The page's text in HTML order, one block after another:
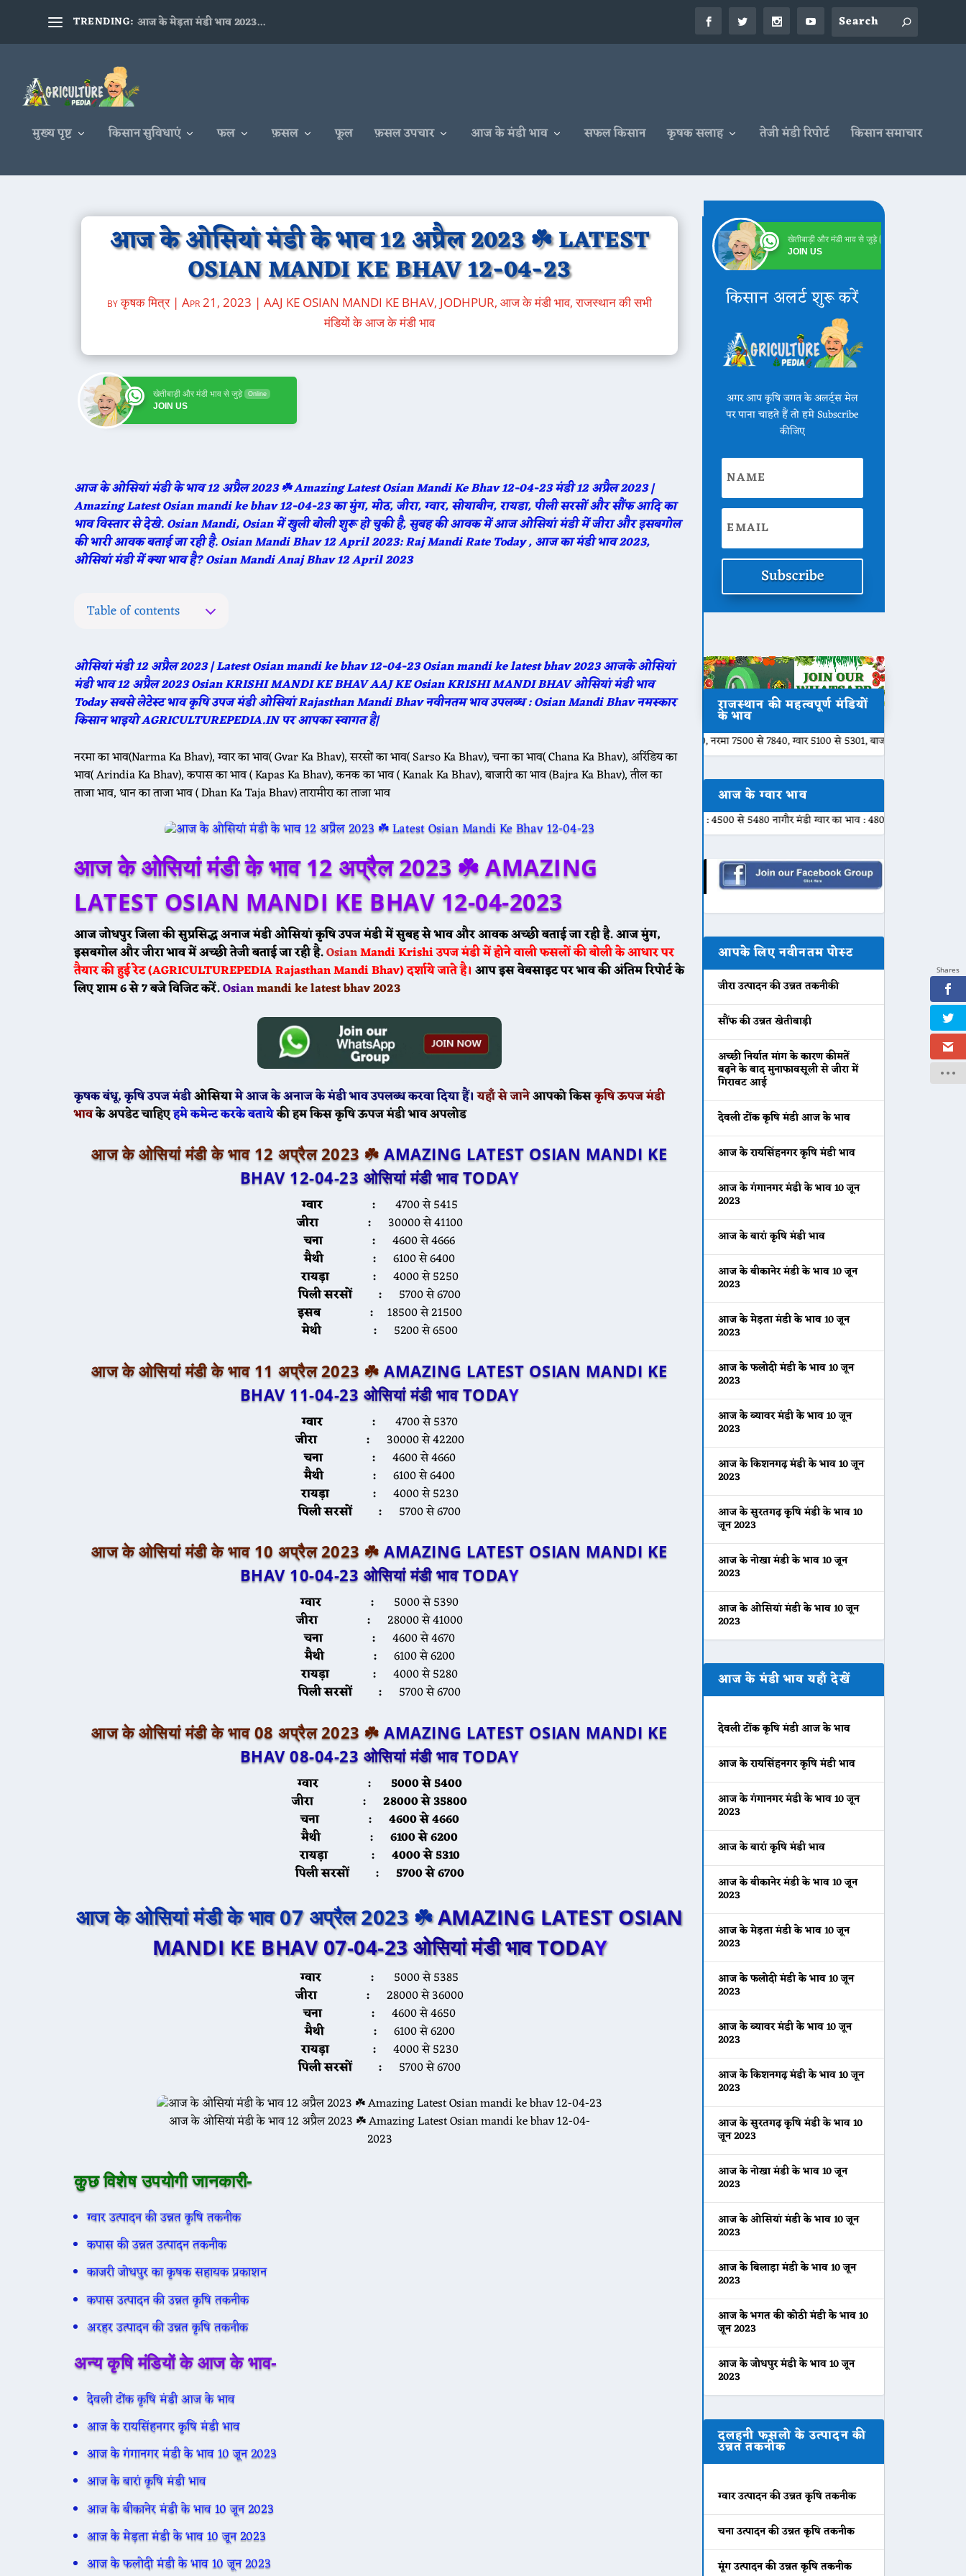
TRENDING: आज के मेड़ता मंडी भाव 2023...
मुख्य पृष्ट किसान सुविधाएं फल फ़सल फूल फ़सल उपचार आज के मंडी भाव सफल किसान कृषक सलाह तेजी मंडी रिपोर्ट किसान समाचार
आज के ओसियां मंडी के भाव 12 अप्रैल 2023 ☘️ LATEST
OSIAN MANDI KE BHAV 12-04-23
byकृषक मित्र|Apr 21, 2023 |AAJ KE OSIAN MANDI KE BHAV, JODHPUR,आज के मंडी भाव,राजस्थान की सभी
मंडियों के आज के मंडी भाव
खेतीबाड़ी और मंडी भाव से जुड़े Online
JOIN US
आज के ओसियां मंडी के भाव 12 अप्रैल 2023 ☘️ Amazing Latest Osian Mandi Ke Bhav 12-04-23 मंडी 12 अप्रैल 2023 |
Amazing Latest Osian mandi ke bhav 12-04-23 का मुंग, मोठ, जीरा, ग्वार, सोयाबीन, रायडा, पीली सरसों और सौंफ आदि का
भाव विस्तार से देखे. Osian Mandi, Osian में खुली बोली शुरू हो चुकी है, सुबह की आवक में आज ओसियां मंडी में जीरा और इसबगोल
की भारी आवक बताई जा रही है. Osian Mandi Bhav 12 April 2023: Raj Mandi Rate Today , आज का मंडी भाव 2023,
ओसियां मंडी में क्या भाव है? Osian Mandi Anaj Bhav 12 April 2023
Table of contents
ओसियां मंडी 12 अप्रैल 2023 | Latest Osian mandi ke bhav 12-04-23 Osian mandi ke latest bhav 2023 आजके ओसियां
मंडी भाव 12 अप्रैल 2023 Osian KRISHI MANDI KE BHAV AAJ KE Osian KRISHI MANDI BHAV ओसियां मंडी भाव
Today सबसे लेटेस्ट भाव कृषि उपज मंडी ओसियां Rajasthan Mandi Bhav नवीनतम भाव उपलब्ध : Osian Mandi Bhav नमस्कार
किसान भाइयो AGRICULTUREPEDIA.IN पर आपका स्वागत है|
नरमा का भाव(Narma Ka Bhav), ग्वार का भाव( Gvar Ka Bhav), सरसों का भाव( Sarso Ka Bhav), चना का भाव( Chana Ka Bhav), अरिंडिय का
भाव( Arindia Ka Bhav), कपास का भाव ( Kapas Ka Bhav), कनक का भाव ( Kanak Ka Bhav), बाजारी का भाव (Bajra Ka Bhav), तील का
ताजा भाव, धान का ताजा भाव ( Dhan Ka Taja Bhav) तारामीरा का ताजा भाव
आज के ओसियां मंडी के भाव 12 अप्रैल 2023 ☘️ AMAZING
LATEST OSIAN MANDI KE BHAV 12-04-2023
आज जोधपुर जिला की सुप्रसिद्ध अनाज मंडी ओसियां कृषि उपज मंडी में सुबह से भाव और आवक अच्छी बताई जा रही है. आज मुंग,
इसबगोल और जीरा भाव में अच्छी तेजी बताई जा रही है.OsianMandiKrishi उपज मंडी में होने वाली फसलों की बोली के आधार पर
तैयार की हुई रेट (AGRICULTUREPEDIA Rajasthan Mandi Bhav) दर्शाये जाते है। आप इस वेबसाइट पर भाव की अंतिम रिपोर्ट के
लिए शाम 6 से 7 बजे विजिट करें.Osianmandi ke latest bhav 2023
कृषक बंधू, कृषि उपज मंडीओसियामेआज केअनाज के मंडी भाव उपलब्ध करवा दिया हैं। यहाँ से जानेआपको किसकृषि ऊपज मंडी
भावके अपडेट चाहिएहमे कमेन्ट करके बतायेकी हम किस कृषि ऊपज मंडी भाव अपलोड
आज के ओसियां मंडी के भाव 12 अप्रैल 2023 ☘️AMAZING LATEST OSIAN MANDI KE
BHAV 12-04-23 ओसियां मंडी भाव TODAY
ग्वार :
4700 से 5415
जीरा :
30000 से 41100
चना :4600 से 4666
मैथी :
6100 से 6400
रायड़ा :
4000 से 5250
पिली सरसों : 5700 से 6700
इसब :
18500 से 21500
मेथी : 5200 से 6500
आज के ओसियां मंडी के भाव 11 अप्रैल 2023 ☘️AMAZING LATEST OSIAN MANDI KE
BHAV 11-04-23 ओसियां मंडी भाव TODAY
ग्वार :
4700 से 5370
जीरा :
30000 से 42200
चना : 4600 से 4660
मैथी :
6100 से 6400
रायड़ा :
4000 से 5230
पिली सरसों : 5700 से 6700
आज के ओसियां मंडी के भाव 10 अप्रैल 2023 ☘️AMAZING LATEST OSIAN MANDI KE
BHAV 10-04-23 ओसियां मंडी भाव TODAY
ग्वार :
5000 से 5390
जीरा :
28000 से 41000
चना :4600 से 4670
मैथी :
6100 से 6200
रायड़ा :
4000 से 5280
पिली सरसों : 5700 से 6700
आज के ओसियां मंडी के भाव 08 अप्रैल 2023 ☘️AMAZING LATEST OSIAN MANDI KE
BHAV 08-04-23 ओसियां मंडी भाव TODAY
ग्वार :
5000 से 5400
जीरा :
28000 से 35800
चना : 4600 से 4660
मैथी :
6100 से 6200
रायड़ा :
4000 से 5310
पिली सरसों : 5700 से 6700
आज के ओसियां मंडी के भाव 07 अप्रैल 2023 ☘️AMAZING LATEST OSIAN
MANDI KE BHAV 07-04-23ओसियां मंडी भाव TODAY
ग्वार :
5000 से 5385
जीरा :
28000 से 36000
चना :4600 से 4650
मैथी :
6100 से 6200
रायड़ा :
4000 से 5230
पिली सरसों : 5700 से 6700
आज के ओसियां मंडी के भाव 12 अप्रैल 2023 ☘️ Amazing Latest Osian mandi ke bhav 12-04-
2023
कुछ विशेष उपयोगी जानकारी-
ग्वार उत्पादन की उन्नत कृषि तकनीक
कपास की उन्नत उत्पादन तकनीक
काजरी जोधपुर का कृषक सहायक प्रकाशन
कपास उत्पादन की उन्नत कृषि तकनीक
अरहर उत्पादन की उन्नत कृषि तकनीक
अन्य कृषि मंडियों के आज के भाव-
देवली टोंक कृषि मंडी आज के भाव
आज के रायसिंहनगर कृषि मंडी भाव
आज के गंगानगर मंडी के भाव 10 जून 2023
आज के बारां कृषि मंडी भाव
आज के बीकानेर मंडी के भाव 10 जून 2023
आज के मेड़ता मंडी के भाव 10 जून 2023
आज के फलोदी मंडी के भाव 10 जून 2023
खेतीबाड़ी और मंडी भाव से जुड़े
JOIN US
किसान अलर्ट शुरू करें
अगर आप कृषि जगत के अलर्ट्स मेल
पर पाना चाहते हैं तो हमे Subscribe
कीजिए
Subscribe
राजस्थान की महत्वपूर्ण मंडियों
के भाव
🌾 आज 20 मई के भाव ☘️ श्री विजयनगर मंडी के भाव सरसों 4200 से 4630, गेहूं 2050 से 2280, नरमा 7500 से 7840, ग्वार 5100 से 5301, बाजरी 2000 से 2200, मुंग 6800
आज के ग्वार भाव
🌾 आज 20 मई ग्वार के भाव मेड़ता मंडी ग्वार का भाव : 5050 से 5530 डेगाना मंडी ग्वार का भाव : 4500 से 5480 नागौर मंडी ग्वार का भाव : 4800 से 5450 नोखा मंडी ग्वार का
आपके लिए नवीनतम पोस्ट
जीरा उत्पादन की उन्नत तकनीकी
सौंफ की उन्नत खेतीबाड़ी
अच्छी निर्यात मांग के कारण कीमतें
बढ़ने के बाद मुनाफावसूली से जीरा में
गिरावट आई
देवली टोंक कृषि मंडी आज के भाव
आज के रायसिंहनगर कृषि मंडी भाव
आज के गंगानगर मंडी के भाव 10 जून
2023
आज के बारां कृषि मंडी भाव
आज के बीकानेर मंडी के भाव 10 जून
2023
आज के मेड़ता मंडी के भाव 10 जून
2023
आज के फलोदी मंडी के भाव 10 जून
2023
आज के ब्यावर मंडी के भाव 10 जून
2023
आज के किशनगढ़ मंडी के भाव 10 जून
2023
आज के सुरतगढ़ कृषि मंडी के भाव 10
जून 2023
आज के नोखा मंडी के भाव 10 जून
2023
आज के ओसियां मंडी के भाव 10 जून
2023
आज के मंडी भाव यहाँ देखें
देवली टोंक कृषि मंडी आज के भाव
आज के रायसिंहनगर कृषि मंडी भाव
आज के गंगानगर मंडी के भाव 10 जून
2023
आज के बारां कृषि मंडी भाव
आज के बीकानेर मंडी के भाव 10 जून
2023
आज के मेड़ता मंडी के भाव 10 जून
2023
आज के फलोदी मंडी के भाव 10 जून
2023
आज के ब्यावर मंडी के भाव 10 जून
2023
आज के किशनगढ़ मंडी के भाव 10 जून
2023
आज के सुरतगढ़ कृषि मंडी के भाव 10
जून 2023
आज के नोखा मंडी के भाव 10 जून
2023
आज के ओसियां मंडी के भाव 10 जून
2023
आज के बिलाड़ा मंडी के भाव 10 जून
2023
आज के भगत की कोठी मंडी के भाव 10
जून 2023
आज के जोधपुर मंडी के भाव 10 जून
2023
दलहनी फसलो के उत्पादन की
उन्नत तकनीक
ग्वार उत्पादन की उन्नत कृषि तकनीक
चना उत्पादन की उन्नत कृषि तकनीक
मूंग उत्पादन की उन्नत कृषि तकनीक
Shares